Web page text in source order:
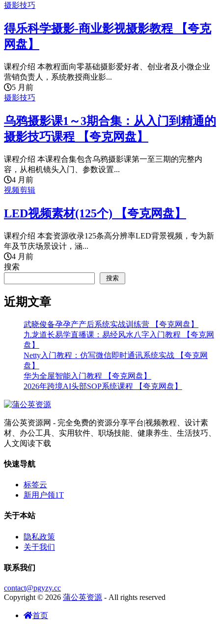
摄影技巧
得乐科学摄影-商业影视摄影教程 【夸克
网盘】
课程介绍 本教程面向零基础摄影爱好者、创业者及小微企业
营销负责人，系统教授商业影...
5 月前
摄影技巧
乌鸦摄影课1～3期合集：从入门到精通的
摄影技巧课程 【夸克网盘】
课程介绍 本课程合集包含乌鸦摄影课第一至三期的完整内
容，从相机镜头入门、参数设置...
4 月前
视频剪辑
LED视频素材(125个) 【夸克网盘】
课程介绍 本套资源收录125条高分辨率LED背景视频，专为新
年及节庆场景设计，涵...
4 月前
搜索
搜索
近期文章
武晓俊备孕孕产产后系统实战训练营 【夸克网盘】
九龙道长易学直播课：易经风水八字入门教程 【夸克网
盘】
Netty入门教程：仿写微信即时通讯系统实战 【夸克网
盘】
华为全屋智能入门教程 【夸克网盘】
2026年跨境AI头部SOP系统课程 【夸克网盘】
蒲公英资源网 - 完全免费的资源分享平台|视频教程、设计素
材、办公工具、实用软件、职场技能、健康养生、生活技巧、
人文阅读下载
快速导航
标签云
新用户领1T
关于本站
隐私政策
关于我们
联系我们
contact@pgyzy.cc
Copyright © 2026 蒲公英资源 - All rights reserved
首页